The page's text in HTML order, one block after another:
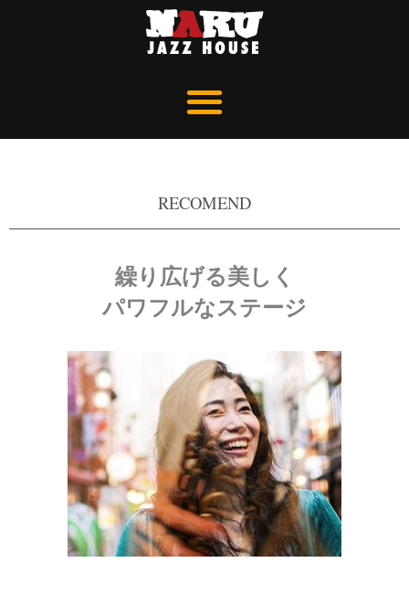
RECOMEND
繰り広げる美しく
パワフルなステージ